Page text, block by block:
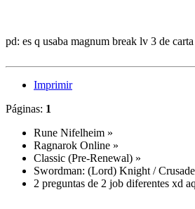
pd: es q usaba magnum break lv 3 de
Imprimir
Páginas: 1
Rune Nifelheim »
Ragnarok Online »
Classic (Pre-Renewal) »
Swordman: (Lord) Knight /
2 preguntas de 2 job diferentes xd